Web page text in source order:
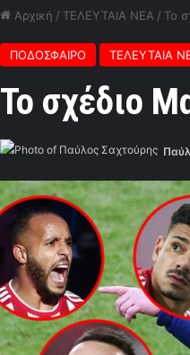
Αρχική / ΤΕΛΕΥΤΑΙΑ ΝΕΑ / Το
ΠΟΔΟΣΦΑΙΡΟ ΤΕΛΕΥΤΑΙΑ
Το σχέδιο